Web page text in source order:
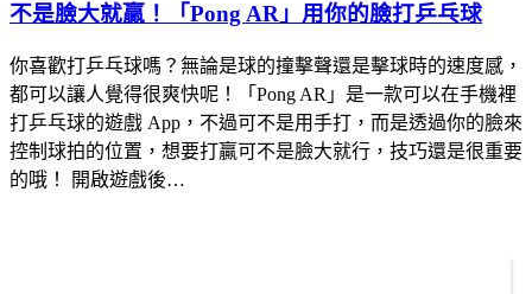
不是臉大就贏！「Pong AR」用你的臉打乒乓球
你喜歡打乒乓球嗎？無論是球的撞擊聲還是擊球時的速度感，
都可以讓人覺得很爽快呢！「Pong AR」是一款可以在手機裡
打乒乓球的遊戲 App，不過可不是用手打，而是透過你的臉來
控制球拍的位置，想要打贏可不是臉大就行，技巧還是很重要
的哦！ 開啟遊戲後…